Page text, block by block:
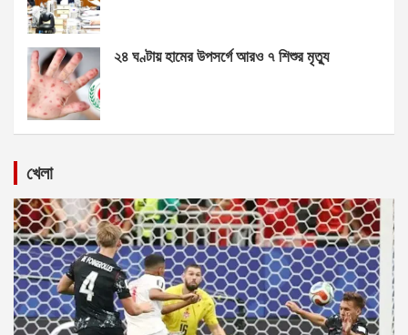
২৪ ঘণ্টায় হামের উপসর্গে আরও ৭ শিশুর মৃত্যু
খেলা